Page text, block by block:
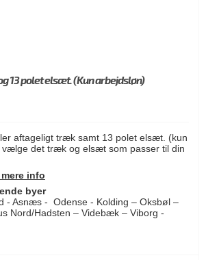
13 polet elsæt. (Kun arbejdsløn)
aftageligt træk samt 13 polet elsæt. (kun
vælge det træk og elsæt som passer til din
info
byer
- Asnæs - Odense - Kolding – Oksbøl –
Nord/Hadsten – Videbæk – Viborg -